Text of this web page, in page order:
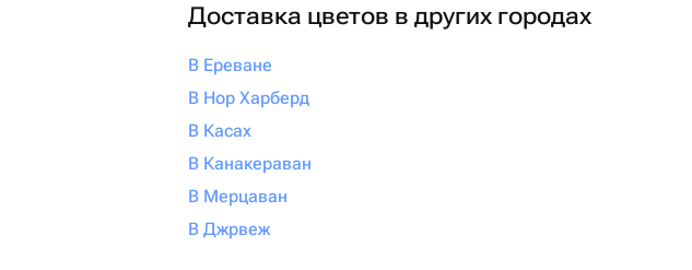
Доставка цветов в других городах
В Ереване
В Нор Харберд
В Касах
В Канакераван
В Мерцаван
В Джрвеж